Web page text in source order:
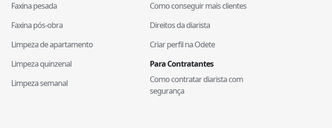
Faxina pesada
Faxina pós-obra
Limpeza de apartamento
Limpeza quinzenal
Limpeza semanal
Como conseguir mais clientes
Direitos da diarista
Criar perfil na Odete
Para Contratantes
Como contratar diarista com
segurança